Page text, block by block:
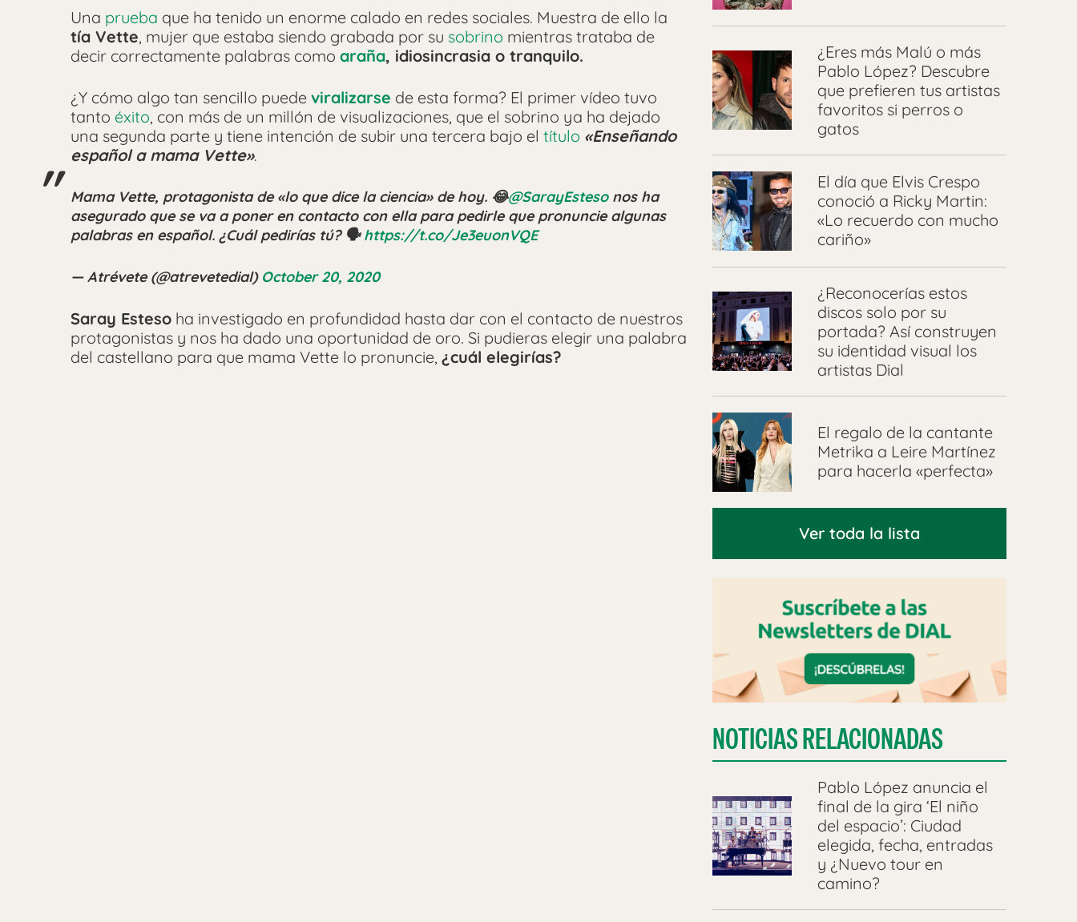
Una prueba que ha tenido un enorme calado en redes sociales. Muestra de ello la
tía Vette, mujer que estaba siendo grabada por su sobrino mientras trataba de
decir correctamente palabras como araña, idiosincrasia o tranquilo.
¿Y cómo algo tan sencillo puede viralizarse de esta forma? El primer vídeo tuvo
tanto éxito, con más de un millón de visualizaciones, que el sobrino ya ha dejado
una segunda parte y tiene intención de subir una tercera bajo el título «Enseñando
español a mama Vette».
Mama Vette, protagonista de «lo que dice la ciencia» de hoy. 😂@SarayEstesonos ha
asegurado que se va a poner en contacto con ella para pedirle que pronuncie algunas
palabras en español. ¿Cuál pedirías tú? 🗣️https://t.co/Je3euonVQE
— Atrévete (@atrevetedial) October 20, 2020
Saray Esteso ha investigado en profundidad hasta dar con el contacto de nuestros
protagonistas y nos ha dado una oportunidad de oro. Si pudieras elegir una palabra
del castellano para que mama Vette lo pronuncie, ¿cuál elegirías?
¿Eres más Malú o más
Pablo López? Descubre
que prefieren tus artistas
favoritos si perros o
gatos
El día que Elvis Crespo
conoció a Ricky Martin:
«Lo recuerdo con mucho
cariño»
¿Reconocerías estos
discos solo por su
portada? Así construyen
su identidad visual los
artistas Dial
El regalo de la cantante
Metrika a Leire Martínez
para hacerla «perfecta»
Ver toda la lista
NOTICIAS RELACIONADAS
Pablo López anuncia el
final de la gira ‘El niño
del espacio’: Ciudad
elegida, fecha, entradas
y ¿Nuevo tour en
camino?